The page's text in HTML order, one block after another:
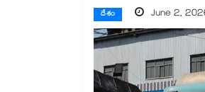
దేశం June 2,